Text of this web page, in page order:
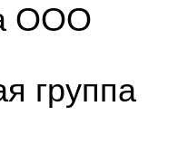
ООО
группа